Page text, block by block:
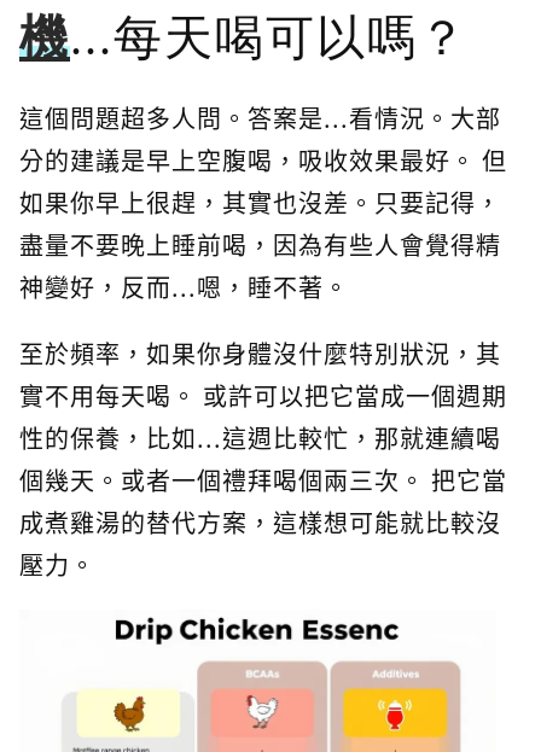
機...每天喝可以嗎？
這個問題超多人問。答案是...看情況。大部
分的建議是早上空腹喝，吸收效果最好。 但
如果你早上很趕，其實也沒差。只要記得，
盡量不要晚上睡前喝，因為有些人會覺得精
神變好，反而...嗯，睡不著。
至於頻率，如果你身體沒什麼特別狀況，其
實不用每天喝。 或許可以把它當成一個週期
性的保養，比如...這週比較忙，那就連續喝
個幾天。或者一個禮拜喝個兩三次。 把它當
成煮雞湯的替代方案，這樣想可能就比較沒
壓力。